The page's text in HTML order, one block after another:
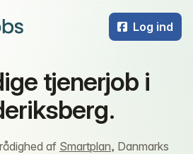
Log ind
tjenerjob i
af Smartplan, Danmarks